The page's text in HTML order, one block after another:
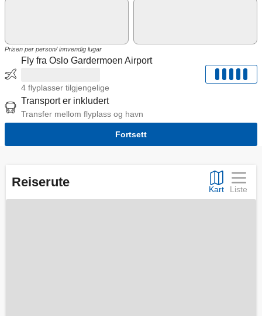
Prisen per person/ innvendig lugar
Fly fra Oslo Gardermoen Airport
4 flyplasser tilgjengelige
Transport er inkludert
Transfer mellom flyplass og havn
Fortsett
Reiserute
Kart Liste